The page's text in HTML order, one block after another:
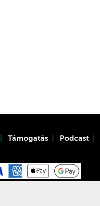
Támogatás Podcast